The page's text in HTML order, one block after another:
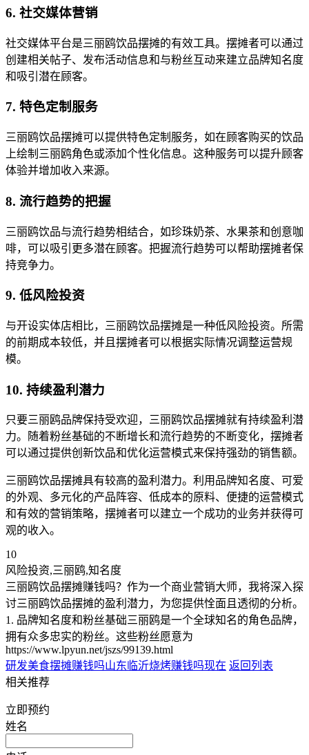
6. 社交媒体营销
社交媒体平台是三丽鸥饮品摆摊的有效工具。摆摊者可以通过
创建相关帖子、发布活动信息和与粉丝互动来建立品牌知名度
和吸引潜在顾客。
7. 特色定制服务
三丽鸥饮品摆摊可以提供特色定制服务，如在顾客购买的饮品
上绘制三丽鸥角色或添加个性化信息。这种服务可以提升顾客
体验并增加收入来源。
8. 流行趋势的把握
三丽鸥饮品与流行趋势相结合，如珍珠奶茶、水果茶和创意咖
啡，可以吸引更多潜在顾客。把握流行趋势可以帮助摆摊者保
持竞争力。
9. 低风险投资
与开设实体店相比，三丽鸥饮品摆摊是一种低风险投资。所需
的前期成本较低，并且摆摊者可以根据实际情况调整运营规
模。
10. 持续盈利潜力
只要三丽鸥品牌保持受欢迎，三丽鸥饮品摆摊就有持续盈利潜
力。随着粉丝基础的不断增长和流行趋势的不断变化，摆摊者
可以通过提供创新饮品和优化运营模式来保持强劲的销售额。
三丽鸥饮品摆摊具有较高的盈利潜力。利用品牌知名度、可爱
的外观、多元化的产品阵容、低成本的原料、便捷的运营模式
和有效的营销策略，摆摊者可以建立一个成功的业务并获得可
观的收入。
10
风险投资,三丽鸥,知名度
三丽鸥饮品摆摊赚钱吗？作为一个商业营销大师，我将深入探
讨三丽鸥饮品摆摊的盈利潜力，为您提供恮面且透彻的分析。
1. 品牌知名度和粉丝基础三丽鸥是一个全球知名的角色品牌，
拥有众多忠实的粉丝。这些粉丝愿意为
https://www.lpyun.net/jszs/99139.html
研发美食摆摊赚钱吗山东临沂烧烤赚钱吗现在 返回列表
相关推荐
立即预约
姓名